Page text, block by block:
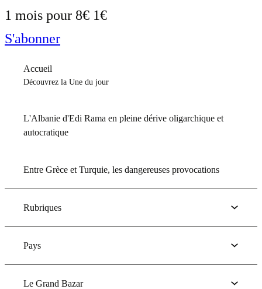
1 mois pour 8€ 1€
S'abonner
Accueil
Découvrez la Une du jour
L'Albanie d'Edi Rama en pleine dérive oligarchique et
autocratique
Entre Grèce et Turquie, les dangereuses provocations
Rubriques
Pays
Le Grand Bazar